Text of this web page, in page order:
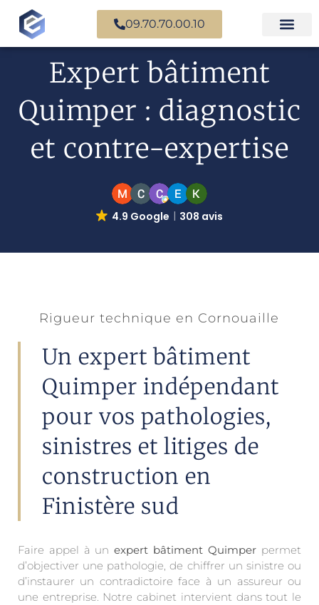
09.70.70.00.10
Expert bâtiment
Quimper : diagnostic
et contre-expertise
4.9 Google 308 avis
Rigueur technique en Cornouaille
Un expert bâtiment
Quimper indépendant
pour vos pathologies,
sinistres et litiges de
construction en
Finistère sud
Faire appel à un expert bâtiment Quimper permet
d’objectiver une pathologie, de chiffrer un sinistre ou
d’instaurer un contradictoire face à un assureur ou
une entreprise. Notre cabinet intervient dans tout le